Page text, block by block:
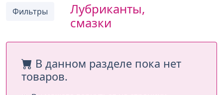
Фильтры
Лубриканты,
смазки
В данном разделе пока нет
товаров.